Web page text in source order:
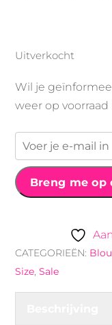
Uitverkocht
Wil je
weer op voorraad
Breng me op
CATEGORIEËN:
Size,Sale